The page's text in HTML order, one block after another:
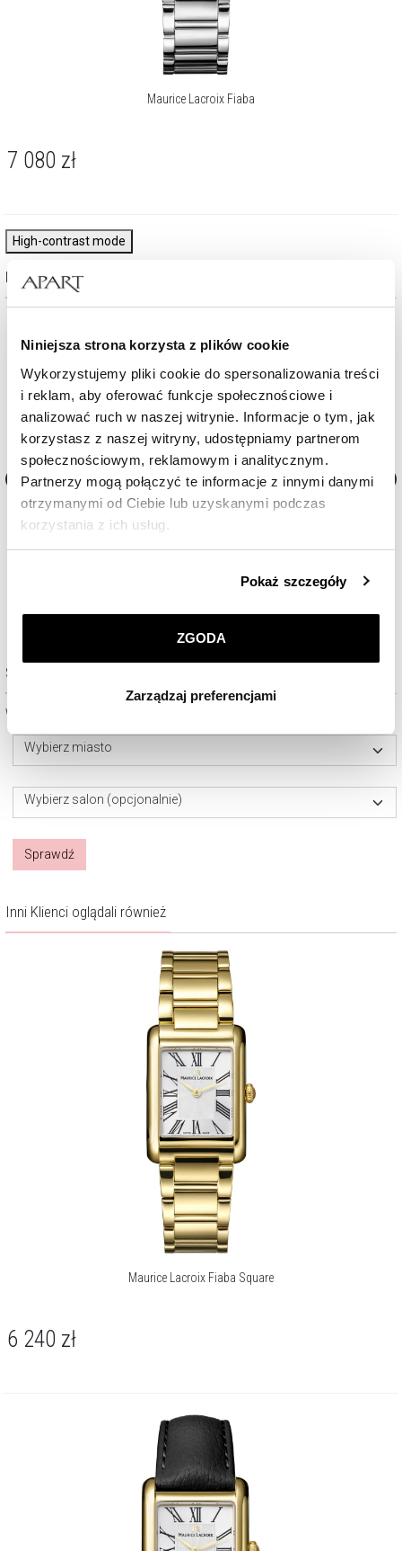
Niniejsza strona korzysta z plików cookie
Wykorzystujemy pliki cookie do spersonalizowania treści
i reklam, aby oferować funkcje społecznościowe i
analizować ruch w naszej witrynie. Informacje o tym, jak
korzystasz z naszej witryny, udostępniamy partnerom
społecznościowym, reklamowym i analitycznym.
Partnerzy mogą połączyć te informacje z innymi danymi
otrzymanymi od Ciebie lub uzyskanymi podczas
korzystania z ich usług.
przez nas plików cookie znajdziesz wPolityce
prywatności.
korzystamy. Możesz również wybrać jaki rodzaj plików
Zarządzaj preferencjami. W każdej chwili możesz
dokonać zmiany wybranych przez Ciebie plików cookie.
Pokaż szczegóły
ZGODA
Zarządzaj preferencjami
Maurice Lacroix Fiaba
7 080 zł
High-contrast mode
Najczęściej wybierane
Zegarek damski Maurice Lacroix Fiaba Zegarek damski Maurice
7 870 zł
Sprawdź dostępność w salonie
Wybierz miasto lub salon
Wybierz miasto
Wybierz salon (opcjonalnie)
Sprawdź
Inni Klienci oglądali również
Maurice Lacroix Fiaba Square
6 240 zł